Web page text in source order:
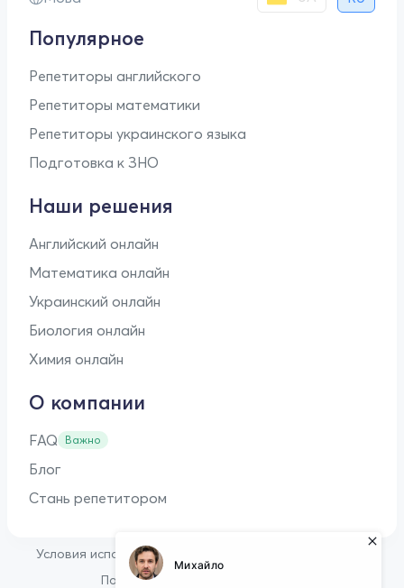
Популярное
Репетиторы английского
Репетиторы математики
Репетиторы украинского языка
Подготовка к ЗНО
Наши решения
Английский онлайн
Математика онлайн
Украинский онлайн
Биология онлайн
Химия онлайн
О компании
FAQ Важно
Блог
Стань репетитором
Условия использования
Политика конфиденциальности